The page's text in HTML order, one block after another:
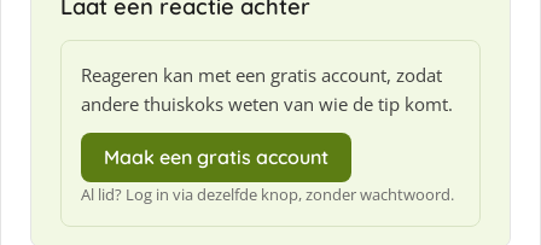
Laat een reactie achter
Reageren kan met een gratis account, zodat
andere thuiskoks weten van wie de tip komt.
Maak een gratis account
Al lid? Log in via dezelfde knop, zonder wachtwoord.